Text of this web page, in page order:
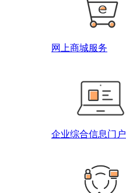
网上商城服务
企业综合信息门户